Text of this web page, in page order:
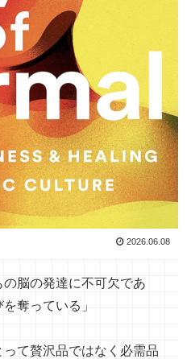
2026.06.08
の脳の発達に不可欠であ
奪っている」
て贅沢品ではなく必需品